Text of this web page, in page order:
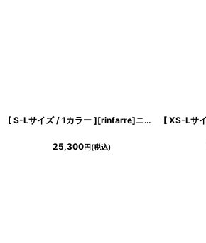
[ S-Lサイズ / 1カラー ][rinfarre]ニュアンスマーブル・ベルベット・グレー・タック・マーメイド・ノースリーブ・ロングドレス[薗田杏奈着用][送料無料]
25,300円(税込)